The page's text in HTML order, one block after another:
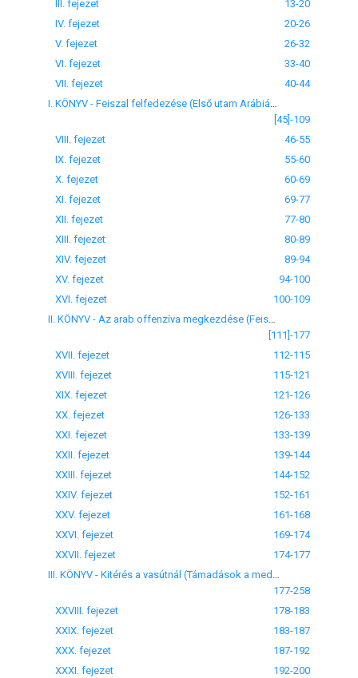
III. fejezet
13-20
IV. fejezet
20-26
V. fejezet
26-32
VI. fejezet
33-40
VII. fejezet
40-44
[45]-109
VIII. fejezet
46-55
IX. fejezet
55-60
X. fejezet
60-69
XI. fejezet
69-77
XII. fejezet
77-80
XIII. fejezet
80-89
XIV. fejezet
89-94
XV. fejezet
94-100
XVI. fejezet
100-109
[111]-177
XVII. fejezet
112-115
XVIII. fejezet
115-121
XIX. fejezet
121-126
XX. fejezet
126-133
XXI. fejezet
133-139
XXII. fejezet
139-144
XXIII. fejezet
144-152
XXIV. fejezet
152-161
XXV. fejezet
161-168
XXVI. fejezet
169-174
XXVII. fejezet
174-177
177-258
XXVIII. fejezet
178-183
XXIX. fejezet
183-187
XXX. fejezet
187-192
XXXI. fejezet
192-200